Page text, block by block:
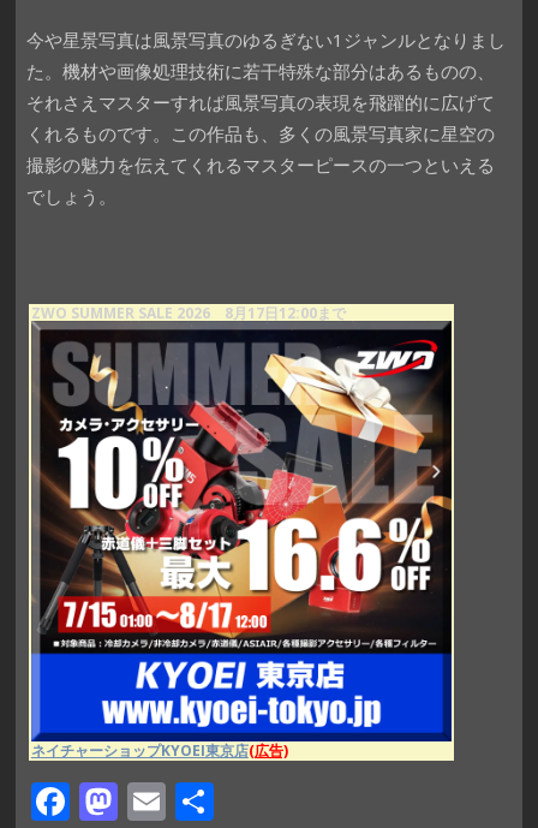
今や星景写真は風景写真のゆるぎない1ジャンルとなりまし
た。機材や画像処理技術に若干特殊な部分はあるものの、
それさえマスターすれば風景写真の表現を飛躍的に広げて
くれるものです。この作品も、多くの風景写真家に星空の
撮影の魅力を伝えてくれるマスターピースの一つといえる
でしょう。
ZWO SUMMER SALE 2026 8月17日12:00まで
ネイチャーショップKYOEI東京店(広告)
F M E 共